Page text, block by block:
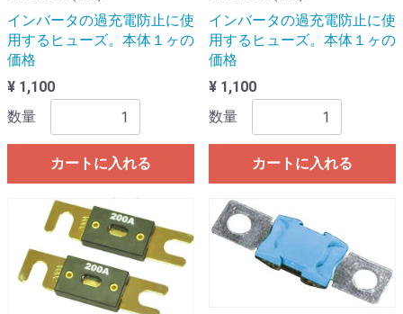
インバータの過充電防止に使
用するヒューズ。本体１ヶの
価格
¥ 1,100
数量
カートに入れる
インバータの過充電防止に使
用するヒューズ。本体１ヶの
価格
¥ 1,100
数量
カートに入れる